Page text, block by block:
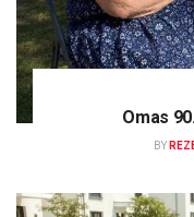
Omas
BY